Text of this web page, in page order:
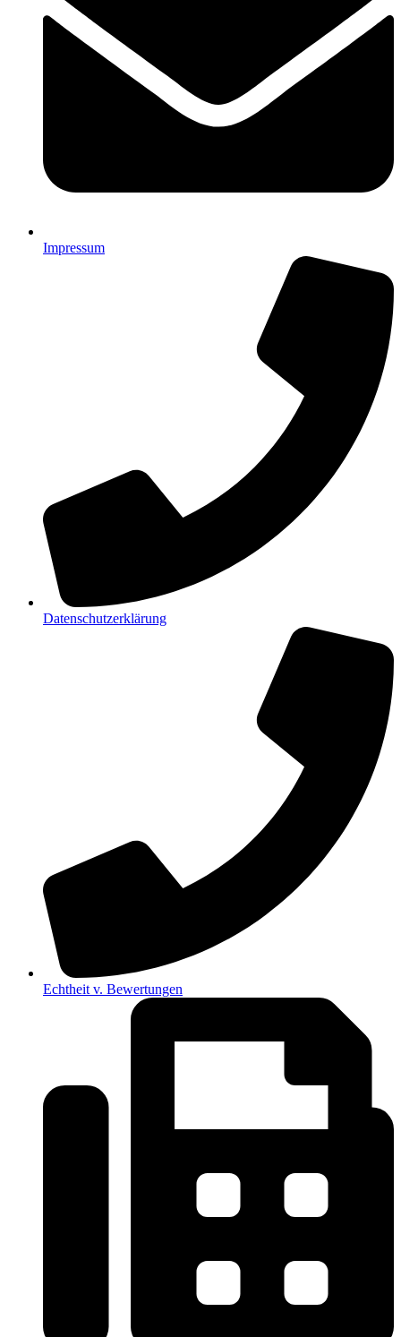
Impressum
Datenschutzerklärung
Echtheit v. Bewertungen